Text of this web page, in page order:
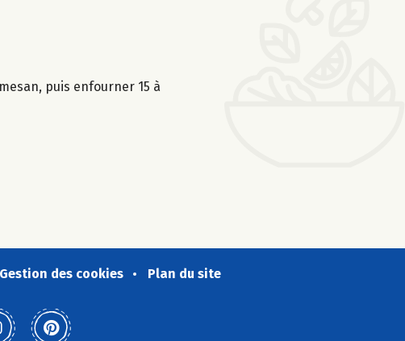
puis enfourner 15 à
Gestion des cookies Plan du site